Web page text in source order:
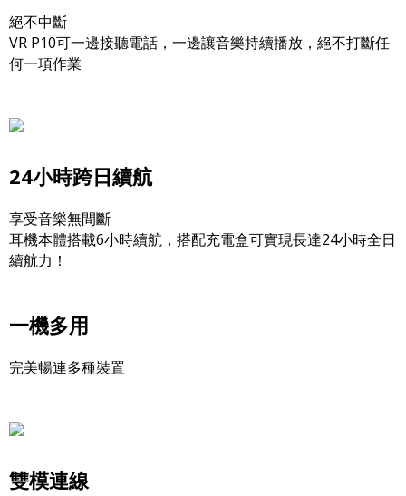
絕不中斷
VR P10可一邊接聽電話，一邊讓音樂持續播放，絕不打斷任
何一項作業
24小時跨日續航
享受音樂無間斷
耳機本體搭載6小時續航，搭配充電盒可實現長達24小時全日
續航力！
一機多用
完美暢連多種裝置
雙模連線